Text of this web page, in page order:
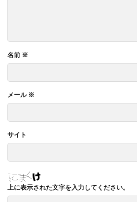
名前 ※
メール ※
サイト
上に表示された文字を入力してください。